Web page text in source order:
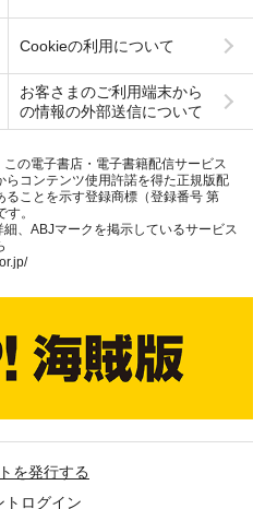
Cookieの利用について
お客さまのご利用端末から
の情報の外部送信について
この電子書店・電子書籍配信サービス
らコンテンツ使用許諾を得た正規版配
ることを示す登録商標（登録番号 第
。
細、ABJマークを掲示しているサービス
を発行する
トログイン